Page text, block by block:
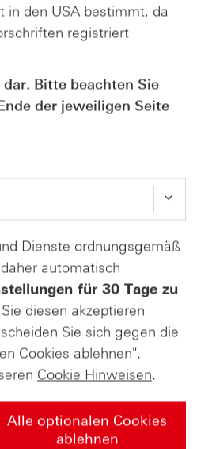
in den USA bestimmt, da
registriert
Bitte beachten Sie
der jeweiligen Seite
Dienste ordnungsgemäß
automatisch
für 30 Tage zu
diesen akzeptieren
Sie sich gegen die
Cookies ablehnen".
Cookie Hinweisen.
Alle optionalen Cookies
ablehnen